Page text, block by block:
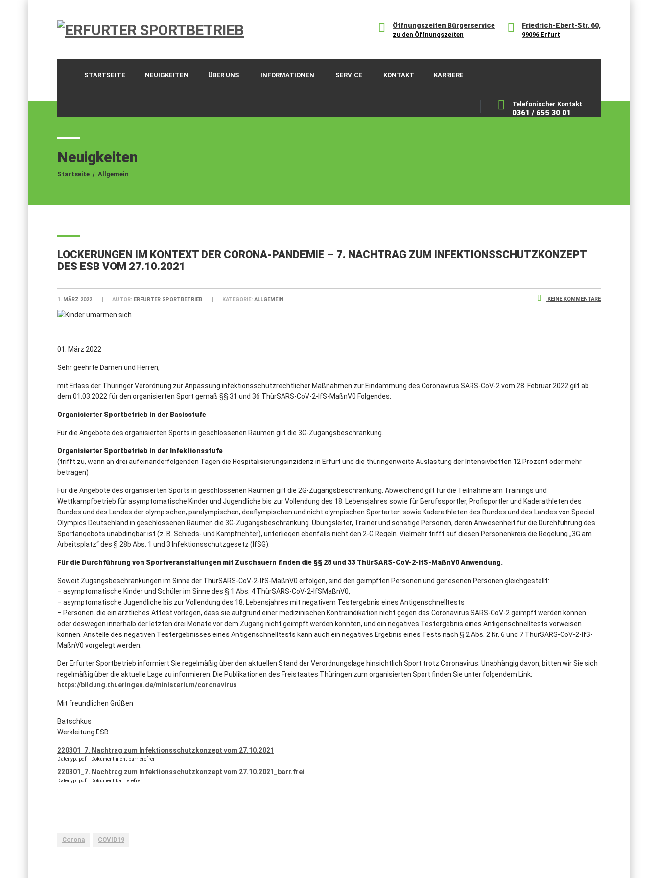
Friedrich-Ebert-Str. 60,
99096 Erfurt
Öffnungszeiten Bürgerservice
zu den Öffnungszeiten
STARTSEITE NEUIGKEITEN ÜBER UNS INFORMATIONEN SERVICE KONTAKT KARRIERE
Telefonischer Kontakt
0361 / 655 30 01
Neuigkeiten
Startseite / Allgemein
LOCKERUNGEN IM KONTEXT DER CORONA-PANDEMIE – 7. NACHTRAG ZUM INFEKTIONSSCHUTZKONZEPT
DES ESB VOM 27.10.2021
1. MÄRZ 2022 AUTOR: ERFURTER SPORTBETRIEB KATEGORIE: ALLGEMEIN KEINE KOMMENTARE
01. März 2022
Sehr geehrte Damen und Herren,
mit Erlass der Thüringer Verordnung zur Anpassung infektionsschutzrechtlicher Maßnahmen zur Eindämmung des Coronavirus SARS-CoV-2 vom 28. Februar 2022 gilt ab
dem 01.03.2022 für den organisierten Sport gemäß §§ 31 und 36 ThürSARS-CoV-2-IfS-MaßnV0 Folgendes:
Organisierter Sportbetrieb in der Basisstufe
Für die Angebote des organisierten Sports in geschlossenen Räumen gilt die 3G-Zugangsbeschränkung.
Organisierter Sportbetrieb in der Infektionsstufe
(trifft zu, wenn an drei aufeinanderfolgenden Tagen die Hospitalisierungsinzidenz in Erfurt und die thüringenweite Auslastung der Intensivbetten 12 Prozent oder mehr
betragen)
Für die Angebote des organisierten Sports in geschlossenen Räumen gilt die 2G-Zugangsbeschränkung. Abweichend gilt für die Teilnahme am Trainings und
Wettkampfbetrieb für asymptomatische Kinder und Jugendliche bis zur Vollendung des 18. Lebensjahres sowie für Berufssportler, Profisportler und Kaderathleten des
Bundes und des Landes der olympischen, paralympischen, deaflympischen und nicht olympischen Sportarten sowie Kaderathleten des Bundes und des Landes von Special
Olympics Deutschland in geschlossenen Räumen die 3G-Zugangsbeschränkung. Übungsleiter, Trainer und sonstige Personen, deren Anwesenheit für die Durchführung des
Sportangebots unabdingbar ist (z. B. Schieds- und Kampfrichter), unterliegen ebenfalls nicht den 2-G Regeln. Vielmehr trifft auf diesen Personenkreis die Regelung „3G am
Arbeitsplatz“ des § 28b Abs. 1 und 3 Infektionsschutzgesetz (IfSG).
Für die Durchführung von Sportveranstaltungen mit Zuschauern finden die §§ 28 und 33 ThürSARS-CoV-2-IfS-MaßnV0 Anwendung.
Soweit Zugangsbeschränkungen im Sinne der ThürSARS-CoV-2-IfS-MaßnV0 erfolgen, sind den geimpften Personen und genesenen Personen gleichgestellt:
– asymptomatische Kinder und Schüler im Sinne des § 1 Abs. 4 ThürSARS-CoV-2-IfSMaßnV0,
– asymptomatische Jugendliche bis zur Vollendung des 18. Lebensjahres mit negativem Testergebnis eines Antigenschnelltests
– Personen, die ein ärztliches Attest vorlegen, dass sie aufgrund einer medizinischen Kontraindikation nicht gegen das Coronavirus SARS-CoV-2 geimpft werden können
oder deswegen innerhalb der letzten drei Monate vor dem Zugang nicht geimpft werden konnten, und ein negatives Testergebnis eines Antigenschnelltests vorweisen
können. Anstelle des negativen Testergebnisses eines Antigenschnelltests kann auch ein negatives Ergebnis eines Tests nach § 2 Abs. 2 Nr. 6 und 7 ThürSARS-CoV-2-IfS-
MaßnV0 vorgelegt werden.
Der Erfurter Sportbetrieb informiert Sie regelmäßig über den aktuellen Stand der Verordnungslage hinsichtlich Sport trotz Coronavirus. Unabhängig davon, bitten wir Sie sich
regelmäßig über die aktuelle Lage zu informieren. Die Publikationen des Freistaates Thüringen zum organisierten Sport finden Sie unter folgendem Link:
https://bildung.thueringen.de/ministerium/coronavirus
Mit freundlichen Grüßen
Batschkus
Werkleitung ESB
220301_7. Nachtrag zum Infektionsschutzkonzept vom 27.10.2021
Dateityp: pdf | Dokument nicht barrierefrei
220301_7. Nachtrag zum Infektionsschutzkonzept vom 27.10.2021_barr.frei
Dateityp: pdf | Dokument barrierefrei
Corona COVID19